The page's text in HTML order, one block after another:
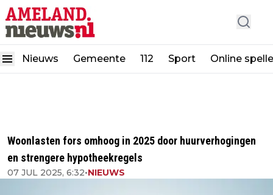
Nieuws Gemeente 112 Sport Online
Woonlasten fors omhoog in 2025 door huurverhogingen
en strengere hypotheekregels
07 JUL 2025, 6:32•NIEUWS